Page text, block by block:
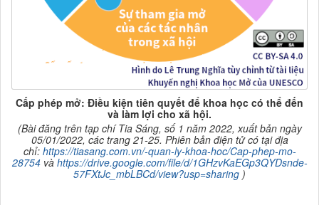
Cấp phép mở: Điều kiện tiên quyết để khoa học có thể đến
và làm lợi cho xã hội.
(Bài đăng trên tạp chí Tia Sáng, số 1 năm 2022, xuất bản ngày
05/01/2022, các trang 21-25. Phiên bản điện tử có tại địa
chỉ: https://tiasang.com.vn/-quan-ly-khoa-hoc/Cap-phep-mo-
28754vàhttps://drive.google.com/file/d/1GHzvKaEGp3QYDsnde-
57FXtJc_mbLBCd/view?usp=sharing )